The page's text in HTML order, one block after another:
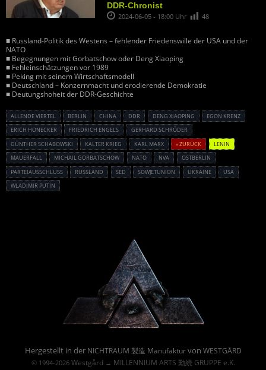
DDR-Chronist
2024-06-05 - 18:00 Uhr 48
■ Russland-Politik des Westens – fehlender Friedenswille der USA und der
NATO
■ Begegnungen mit Gorbatschow oder Deng Xiaoping
■ Fehleinschätzungen vor 1989
■ Peking mit seinem Wirtschaftsmodell
■ Deutschland – Konzernmacht und erodierende Demokratie
■ Deutungshoheit der DDR-Geschichte
ALLENDE VIERTEL BERLIN CHINA DDR DENG XIAOPING
EGON KRENZ
ERICH HONECKER
FRIEDRICH ENGELS
GERHARD SCHRÖDER
GÜNTHER SCHABOWSKI
KALTER KRIEG KARL MARX « ZURÜCK
LENIN
MAUERFALL
MICHAIL GORBATSCHOW NATO NVA
OSTBERLIN
PARTEIAUSSCHLUSS
RUSSLAND SED SOWJETUNION UKRAINE
USA
WLADIMIR PUTIN
Hergestellt in der NICHTRAUM 製造 Manufakturvon WESTGÅRD
© 1994-2026 Westgård→ MILLENNIUM ARTS 勤続 GRUPPE e.K.
Powered By :